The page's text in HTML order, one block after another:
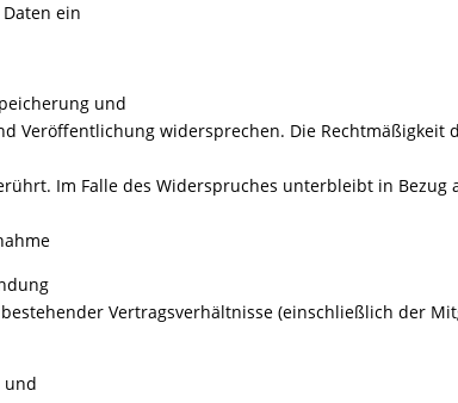
ein
und
Veröffentlichung widersprechen. Die Rechtmäßigkeit
Im Falle des Widerspruches unterbleibt in Bezug
Vertragsverhältnisse (einschließlich der
und